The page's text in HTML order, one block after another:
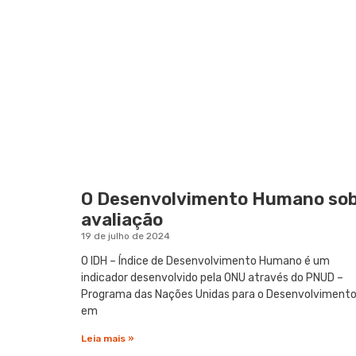
O Desenvolvimento Humano
avaliação
19 de julho de 2024
O IDH – Índice de Desenvolvimento Humano é um
indicador desenvolvido pela ONU através do PNUD –
Programa das Nações Unidas para o Desenvolvimento
em
Leia mais »